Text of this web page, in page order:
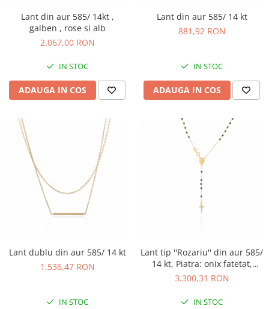
Lant din aur 585/ 14kt ,
galben , rose si alb
2.067,00 RON
IN STOC
ADAUGA IN COS
Lant din aur 585/ 14 kt
881,92 RON
IN STOC
ADAUGA IN COS
Lant dublu din aur 585/ 14 kt
1.536,47 RON
IN STOC
Lant tip ''Rozariu'' din aur 585/
14 kt, Piatra: onix fatetat,
Culoare: negru,
3.300,31 RON
IN STOC